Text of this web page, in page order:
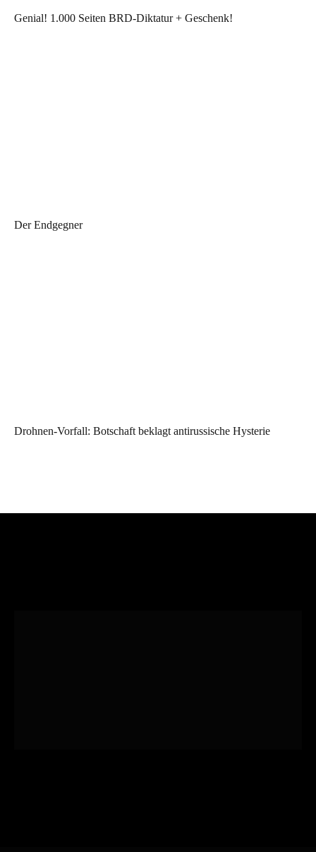
Genial! 1.000 Seiten BRD-Diktatur + Geschenk!
Der Endgegner
Drohnen-Vorfall: Botschaft beklagt antirussische Hysterie